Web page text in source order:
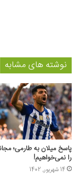
نوشته های مشابه
پاسخ میلان به طارمی؛
را نمی‌خواهیم!
14 شهریور, 1402